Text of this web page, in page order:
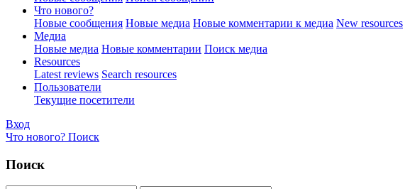
Что нового?
Новые сообщения Новые медиа Новые комментарии к медиа New resources
Медиа
Новые медиа Новые комментарии Поиск медиа
Resources
Latest reviews Search resources
Пользователи
Текущие посетители
Вход
Что нового? Поиск
Поиск